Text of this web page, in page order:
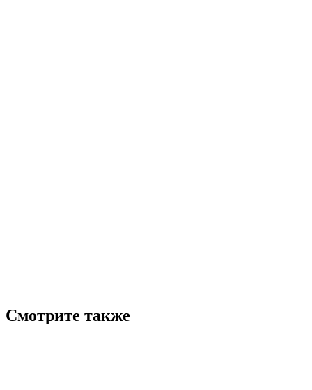
Смотрите также